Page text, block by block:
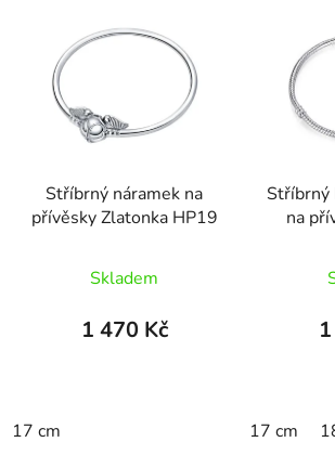
Stříbrný náramek na
přívěsky Zlatonka HP19
Skladem
1 470 Kč
17 cm
Stříbrný
na
17 cm